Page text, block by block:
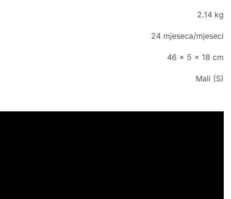
2.14 kg
24 mjeseca/mjeseci
46 x 5 x 18 cm
Mali (S)